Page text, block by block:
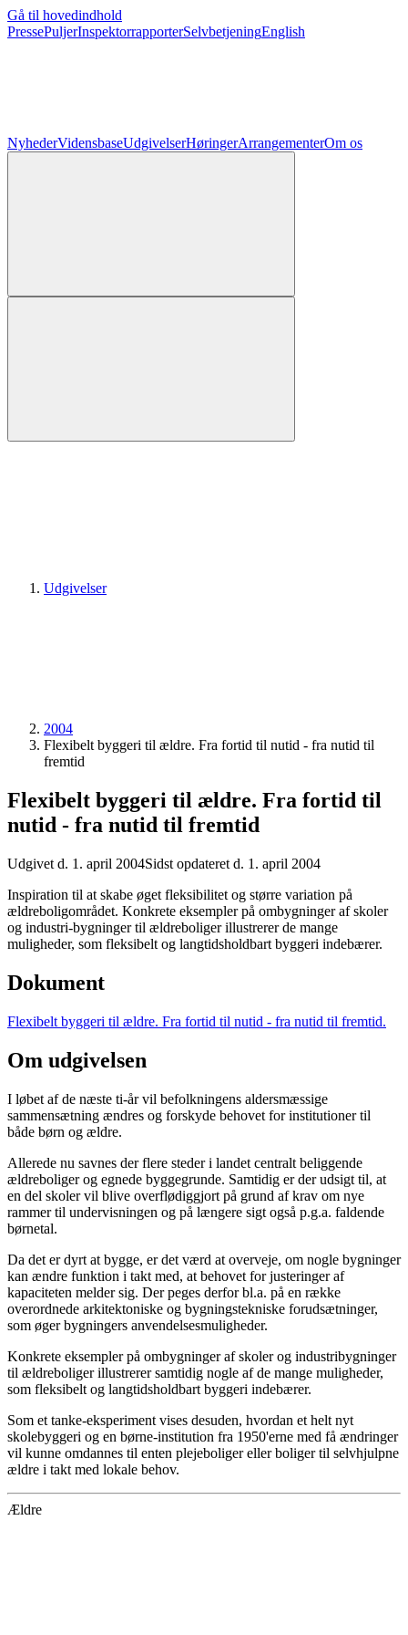
Gå til hovedindhold
PressePuljerInspektorrapporterSelvbetjeningEnglish
NyhederVidensbaseUdgivelserHøringerArrangementerOm os
Udgivelser
2004
Flexibelt byggeri til ældre. Fra fortid til nutid - fra nutid til
fremtid
Flexibelt byggeri til ældre. Fra fortid til
nutid - fra nutid til fremtid
Udgivet d. 1. april 2004Sidst opdateret d. 1. april 2004
­Inspiration til at skabe øget fleksibilitet og større variation på
ældreboligområdet. Konkrete eksempler på ombygninger af skoler
og industri-bygninger til ældreboliger illustrerer de mange
muligheder, som fleksibelt og langtidsholdbart byggeri indebærer.
Dokument
Flexibelt byggeri til ældre. Fra fortid til nutid - fra nutid til fremtid.
Om udgivelsen
I løbet af de næste ti-år vil befolkningens aldersmæssige
sammensætning ændres og forskyde behovet for institutioner til
både børn og ældre.
Allerede nu savnes der flere steder i landet centralt beliggende
ældreboliger og egnede byggegrunde. Samtidig er der udsigt til, at
en del skoler vil blive overflødiggjort på grund af krav om nye
rammer til undervisningen og på længere sigt også p.g.a. faldende
børnetal.
Da det er dyrt at bygge, er det værd at overveje, om nogle bygninger
kan ændre funktion i takt med, at behovet for justeringer af
kapaciteten melder sig. Der peges derfor bl.a. på en række
overordnede arkitektoniske og bygningstekniske forudsætninger,
som øger bygningers anvendelsesmuligheder.
Konkrete eksempler på ombygninger af skoler og industribygninger
til ældreboliger illustrerer samtidig nogle af de mange muligheder,
som fleksibelt og langtidsholdbart byggeri indebærer.
Som et tanke-eksperiment vises desuden, hvordan et helt nyt
skolebyggeri og en børne-institution fra 1950'erne med få ændringer
vil kunne omdannes til enten plejeboliger eller boliger til selvhjulpne
ældre i takt med lokale behov.
Ældre